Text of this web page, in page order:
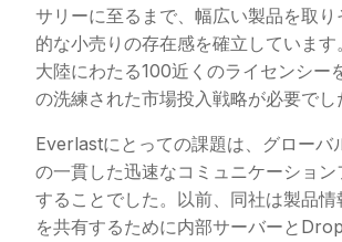
サリーに至るまで、幅広い製品を取り
的な小売りの存在感を確立していま
大陸にわたる100近くのライセンシー
の洗練された市場投入戦略が必要でし
Everlastにとっての課題は、グローバ
の一貫した迅速なコミュニケーショ
することでした。以前、同社は製品
を共有するために内部サーバーと